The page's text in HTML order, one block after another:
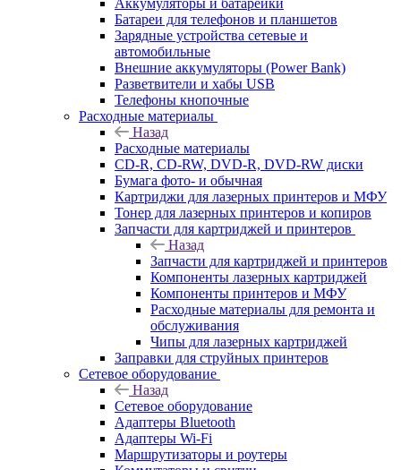
Аккумуляторы и батарейки
Батареи для телефонов и планшетов
Зарядные устройства сетевые и
автомобильные
Внешние аккумуляторы (Power Bank)
Разветвители и хабы USB
Телефоны кнопочные
Расходные материалы
Назад
Расходные материалы
CD-R, CD-RW, DVD-R, DVD-RW диски
Бумага фото- и обычная
Картриджи для лазерных принтеров и МФУ
Тонер для лазерных принтеров и копиров
Запчасти для картриджей и принтеров
Назад
Запчасти для картриджей и принтеров
Компоненты лазерных картриджей
Компоненты принтеров и МФУ
Расходные материалы для ремонта и
обслуживания
Чипы для лазерных картриджей
Заправки для струйных принтеров
Сетевое оборудование
Назад
Сетевое оборудование
Адаптеры Bluetooth
Адаптеры Wi-Fi
Маршрутизаторы и роутеры